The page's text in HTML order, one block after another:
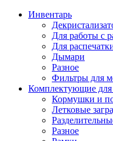
Инвентарь
Для работы с
Для
Дымари
Разное
Фильтры для
Комплектующие для
Кормушки и
Летковые
Разное